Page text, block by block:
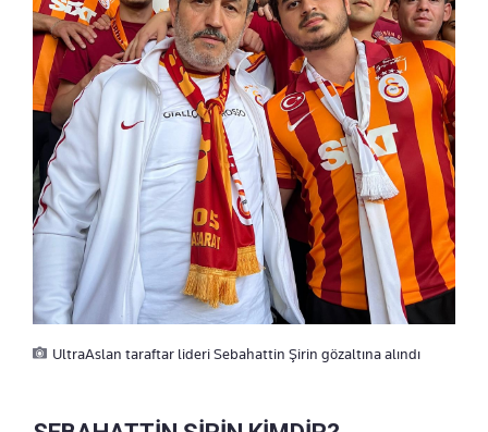
UltraAslan taraftar lideri Sebahattin Şirin gözaltına alındı